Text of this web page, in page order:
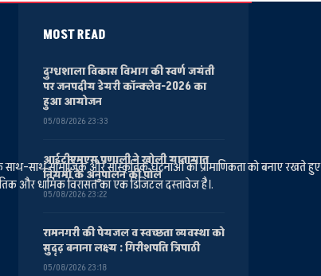
साथ सामाजिक और सांस्कृतिक घटनाओं की प्रामाणिकता को बनाए रखते हुए
और धार्मिक विरासत का एक डिजिटल दस्तावेज है।.
MOST READ
दुग्धशाला विकास विभाग की स्वर्ण जयंती
पर जनपदीय डेयरी कॉन्क्लेव-2026 का
हुआ आयोजन
05/08/2026 23:33
आईटीएमएस प्रणाली ने खोली यातायात
नियमों के अनुपालन की पोल
05/08/2026 23:22
रामनगरी की पेयजल व स्वच्छता व्यवस्था को
सुदृढ़ बनाना लक्ष्य : गिरीशपति त्रिपाठी
05/08/2026 23:18